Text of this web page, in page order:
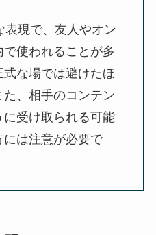
表現で、友人やオン
使われることが多
な場では避けたほ
、相手のコンテン
受け取られる可能
は注意が必要で